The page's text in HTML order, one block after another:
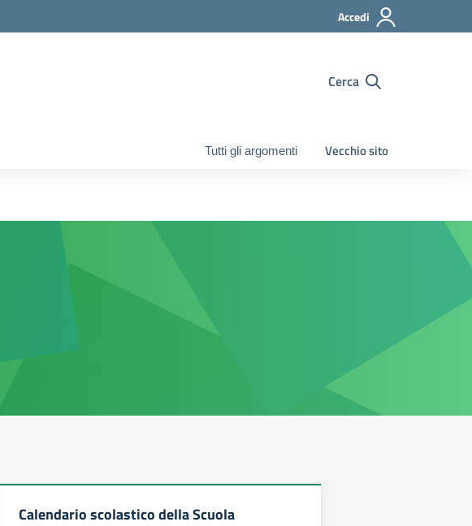
Accedi
Cerca
Tutti gli argomenti Vecchio sito
Calendario scolastico della Scuola